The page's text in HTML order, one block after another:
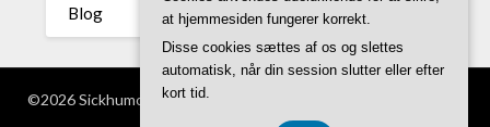
Blog
©2026 Sickhumor.dk| WordPress Theme by
at hjemmesiden fungerer korrekt.
Disse cookies sættes af os og slettes
automatisk, når din session slutter eller efter
kort tid.